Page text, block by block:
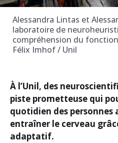
Alessandra Lintas et
laboratoire de
compréhension du
Félix Imhof / Unil
À l’Unil, des
piste prometteuse qui
quotidien des personnes
entraîner le cerveau
adaptatif.